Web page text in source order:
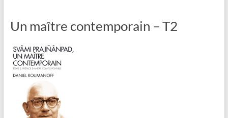
Un maître contemporain – T2